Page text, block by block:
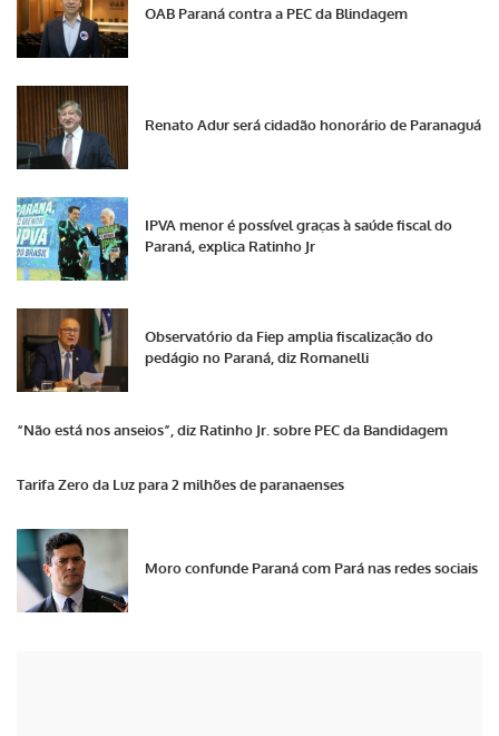
OAB Paraná contra a PEC da Blindagem
Renato Adur será cidadão honorário de Paranaguá
IPVA menor é possível graças à saúde fiscal do
Paraná, explica Ratinho Jr
Observatório da Fiep amplia fiscalização do
pedágio no Paraná, diz Romanelli
“Não está nos anseios”, diz Ratinho Jr. sobre PEC da Bandidagem
Tarifa Zero da Luz para 2 milhões de paranaenses
Moro confunde Paraná com Pará nas redes sociais